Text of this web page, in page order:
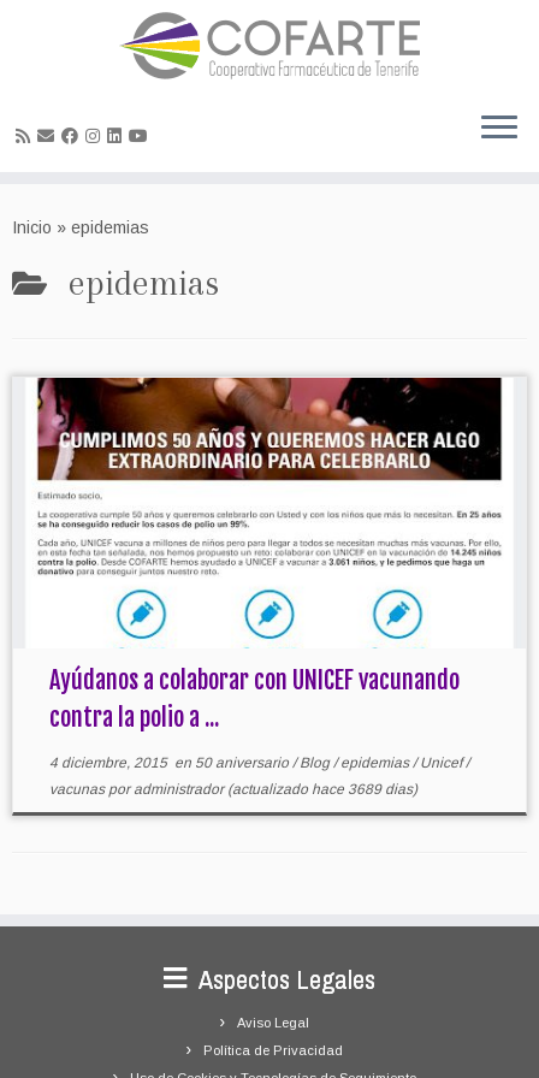
Inicio » epidemias
epidemias
Ayúdanos a colaborar con UNICEF vacunando
contra la polio a ...
4 diciembre, 2015en 50 aniversario /Blog/epidemias/Unicef/
vacunas poradministrador(actualizado hace 3689 dias)
Aspectos Legales
Aviso Legal
Política de Privacidad